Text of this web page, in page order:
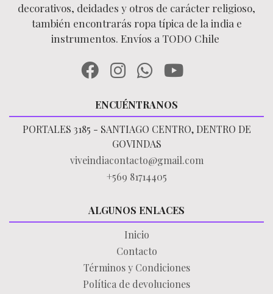
decorativos, deidades y otros de carácter religioso,
también encontrarás ropa típica de la india e
instrumentos. Envíos a TODO Chile
ENCUÉNTRANOS
PORTALES 3185 - SANTIAGO CENTRO, DENTRO DE
GOVINDAS
viveindiacontacto@gmail.com
+569 81714405
ALGUNOS ENLACES
Inicio
Contacto
Términos y Condiciones
Política de devoluciones